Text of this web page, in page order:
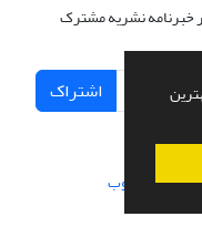
خبرنامه نشریه مشترک
اشتراک
از سیناوب